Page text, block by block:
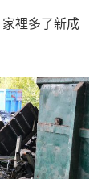
裡多了新成